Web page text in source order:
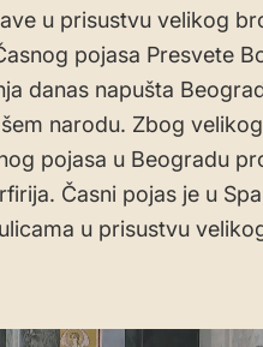
u prisustvu velikog
pojasa Presvete
danas napušta
narodu. Zbog velikog
pojasa u Beogradu
Časni pojas je u
u prisustvu